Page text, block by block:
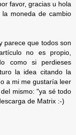
favor, gracias u hola
moneda de cambio
parece que todos son
no es propio,
como si perdieses
la idea citando la
a mi me gustaría leer
mismo: "ya sé todo
de Matrix :-)